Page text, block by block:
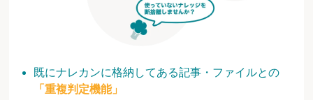
既にナレカンに格納してある記事・ファイルとの
「重複判定機能」